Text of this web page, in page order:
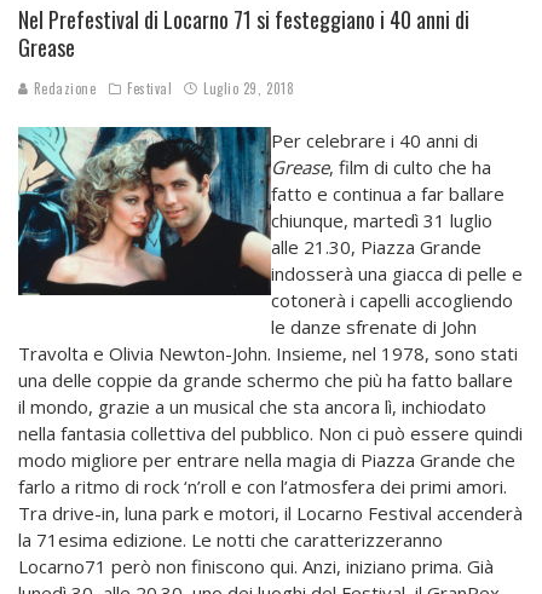
Nel Prefestival di Locarno 71 si festeggiano i 40 anni di
Grease
Redazione Festival Luglio 29, 2018
Per celebrare i 40 anni di
Grease, film di culto che ha
fatto e continua a far ballare
chiunque, martedì 31 luglio
alle 21.30, Piazza Grande
indosserà una giacca di pelle e
cotonerà i capelli accogliendo
le danze sfrenate di John
Travolta e Olivia Newton-John. Insieme, nel 1978, sono stati
una delle coppie da grande schermo che più ha fatto ballare
il mondo, grazie a un musical che sta ancora lì, inchiodato
nella fantasia collettiva del pubblico. Non ci può essere quindi
modo migliore per entrare nella magia di Piazza Grande che
farlo a ritmo di rock ‘n’roll e con l’atmosfera dei primi amori.
Tra drive-in, luna park e motori, il Locarno Festival accenderà
la 71esima edizione. Le notti che caratterizzeranno
Locarno71 però non finiscono qui. Anzi, iniziano prima. Già